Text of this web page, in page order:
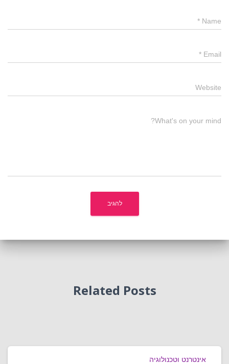
Name
*
Email
*
Website
What's on your mind?
Related Posts
אינטרנט וטכנולוגיה